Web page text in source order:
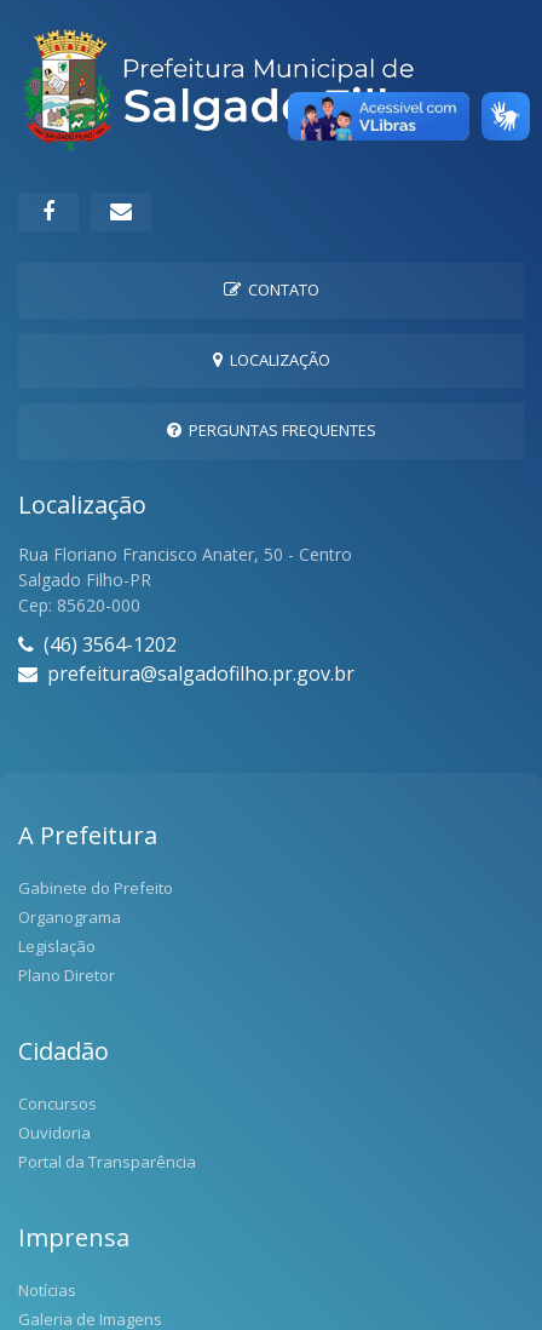
CONTATO
LOCALIZAÇÃO
PERGUNTAS FREQUENTES
Localização
Rua Floriano Francisco Anater, 50 - Centro
Salgado Filho-PR
Cep: 85620-000
(46) 3564-1202
prefeitura@salgadofilho.pr.gov.br
A Prefeitura
Gabinete do Prefeito
Organograma
Legislação
Plano Diretor
Cidadão
Concursos
Ouvidoria
Portal da Transparência
Imprensa
Notícias
Galeria de Imagens